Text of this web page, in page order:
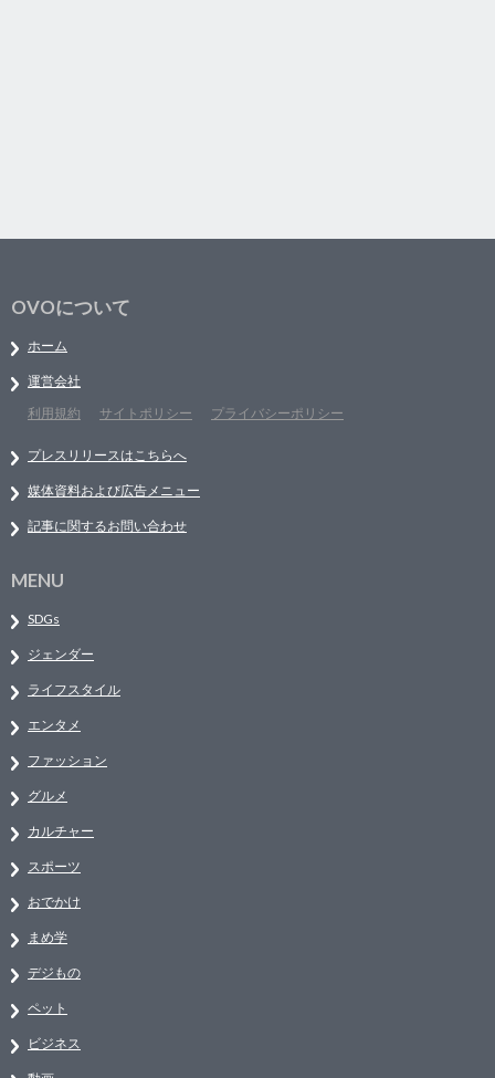
OVOについて
ホーム
運営会社
利用規約
サイトポリシー プライバシーポリシー
プレスリリースはこちらへ
媒体資料および広告メニュー
記事に関するお問い合わせ
MENU
SDGs
ジェンダー
ライフスタイル
エンタメ
ファッション
グルメ
カルチャー
スポーツ
おでかけ
まめ学
デジもの
ペット
ビジネス